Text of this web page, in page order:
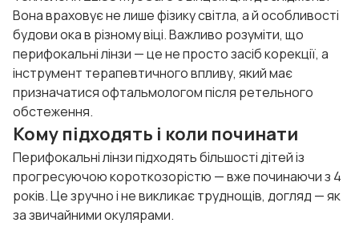
Вона враховує не лише фізику світла, а й особливості
будови ока в різному віці. Важливо розуміти, що
перифокальні лінзи — це не просто засіб корекції, а
інструмент терапевтичного впливу, який має
призначатися офтальмологом після ретельного
обстеження.
Кому підходять і коли починати
Перифокальні лінзи підходять більшості дітей із
прогресуючою короткозорістю — вже починаючи з 4
років. Це зручно і не викликає труднощів, догляд — як
за звичайними окулярами.